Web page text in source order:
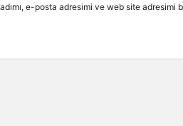
e-posta adresimi ve web site adresimi